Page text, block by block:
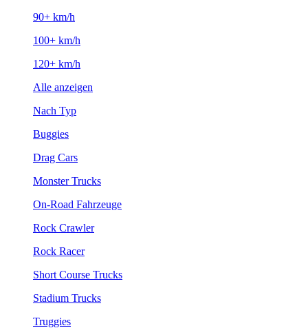
90+ km/h
100+ km/h
120+ km/h
Alle anzeigen
Nach Typ
Buggies
Drag Cars
Monster Trucks
On-Road Fahrzeuge
Rock Crawler
Rock Racer
Short Course Trucks
Stadium Trucks
Truggies